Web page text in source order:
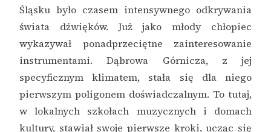
Śląsku było czasem intensywnego odkrywania
świata dźwięków. Już jako młody chłopiec
wykazywał ponadprzeciętne zainteresowanie
instrumentami. Dąbrowa Górnicza, z jej
specyficznym klimatem, stała się dla niego
pierwszym poligonem doświadczalnym. To tutaj,
w lokalnych szkołach muzycznych i domach
kultury, stawiał swoje pierwsze kroki, ucząc się